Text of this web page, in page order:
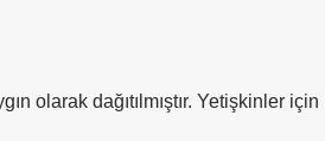
olarak dağıtılmıştır. Yetişkinler için